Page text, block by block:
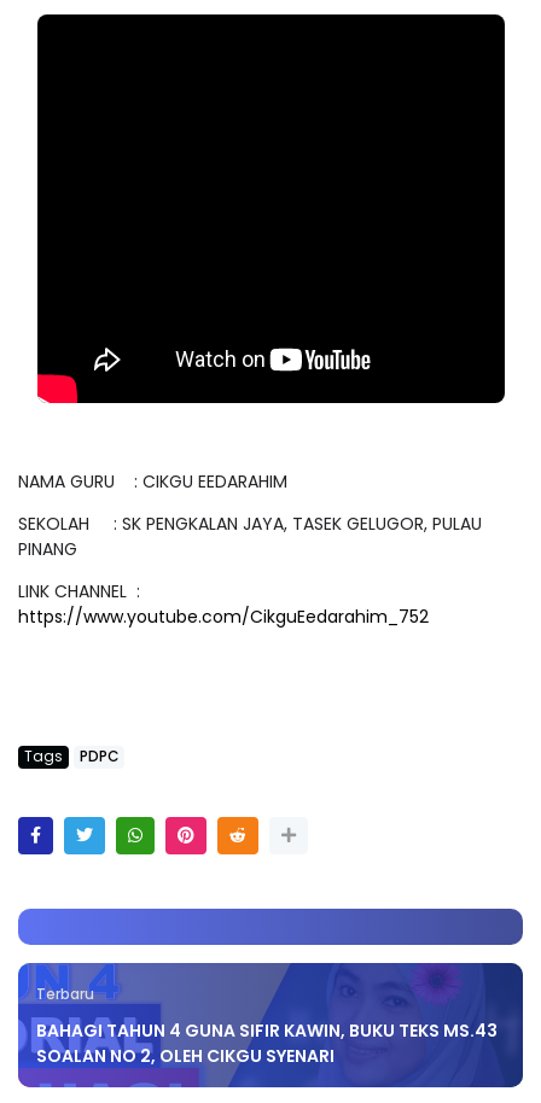
NAMA GURU : CIKGU EEDARAHIM
SEKOLAH : SK PENGKALAN JAYA, TASEK GELUGOR, PULAU
PINANG
LINK CHANNEL :
https://www.youtube.com/CikguEedarahim_752
Tags PDPC
Terbaru
BAHAGI TAHUN 4 GUNA SIFIR KAWIN, BUKU TEKS MS.43
SOALAN NO 2, OLEH CIKGU SYENARI